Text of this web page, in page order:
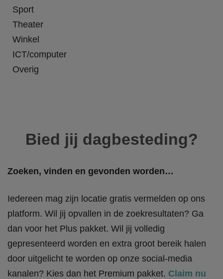
Sport
Theater
Winkel
ICT/computer
Overig
Bied jij dagbesteding?
Zoeken, vinden en gevonden worden…
Iedereen mag zijn locatie gratis vermelden op ons
platform. Wil jij opvallen in de zoekresultaten? Ga
dan voor het Plus pakket. Wil jij volledig
gepresenteerd worden en extra groot bereik halen
door uitgelicht te worden op onze social-media
kanalen? Kies dan het Premium pakket. Claim nu